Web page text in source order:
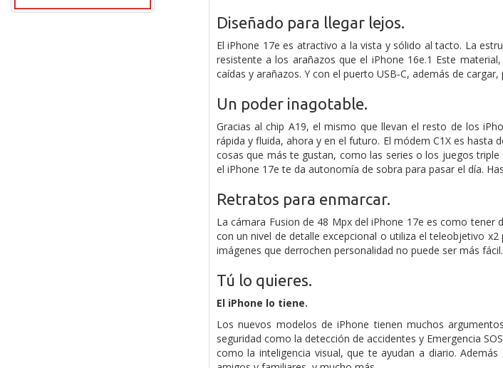
Diseñado para llegar lejos.
El iPhone 17e es atractivo a la vista y sólido al tacto. La
resistente a los arañazos que el iPhone 16e.1 Este
caídas y arañazos. Y con el puerto USB‑C, además de
Un poder inagotable.
Gracias al chip A19, el mismo que llevan el resto de los
rápida y fluida, ahora y en el futuro. El módem C1X es hasta
cosas que más te gustan, como las series o los juegos
el iPhone 17e te da autonomía de sobra para pasar el día.
Retratos para enmarcar.
La cámara Fusion de 48 Mpx del iPhone 17e es como
con un nivel de detalle excepcional o utiliza el teleobjetivo
imágenes que derrochen personalidad no puede ser más fácil.
Tú lo quieres.
El iPhone lo tiene.
Los nuevos modelos de iPhone tienen muchos
seguridad como la detección de accidentes y Emergencia
como la inteligencia visual, que te ayudan a diario.